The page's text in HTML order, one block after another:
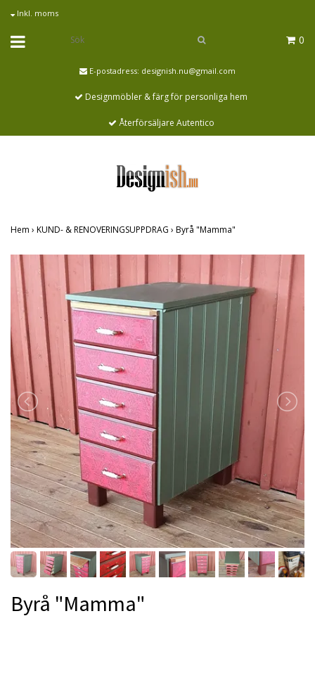
Inkl. moms
0
E-postadress: designish.nu@gmail.com
Designmöbler & färg för personliga hem
Återförsäljare Autentico
Hem › KUND- & RENOVERINGSUPPDRAG › Byrå "Mamma"
Byrå "Mamma"